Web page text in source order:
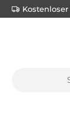
springen
Kostenloser